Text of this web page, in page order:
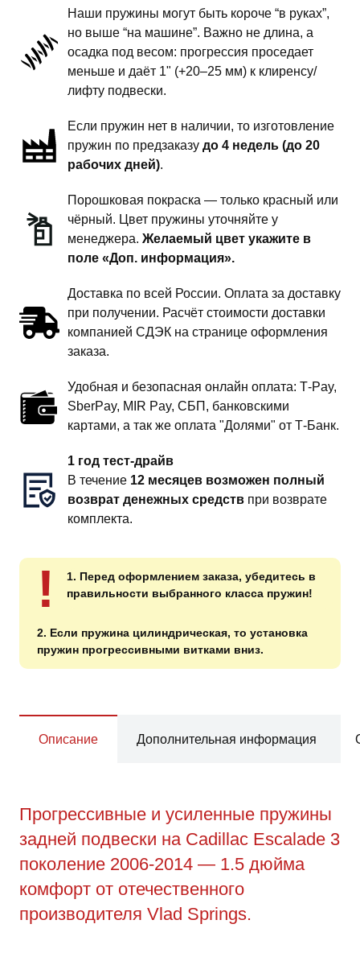
пружины
задней
дюйма
комфорт
Наши пружины могут быть короче “в руках”,
но выше “на машине”. Важно не длина, а
осадка под весом: прогрессия проседает
меньше и даёт 1" (+20–25 мм) к клиренсу/
лифту подвески.
Если пружин нет в наличии, то изготовление
пружин по предзаказу до 4 недель (до 20
рабочих дней).
Порошковая покраска — только красный или
чёрный. Цвет пружины уточняйте у
менеджера. Желаемый цвет укажите в
поле «Доп. информация».
Доставка по всей России. Оплата за доставку
при получении. Расчёт стоимости доставки
компанией СДЭК на странице оформления
заказа.
Удобная и безопасная онлайн оплата: T‑Pay,
SberPay, MIR Pay, СБП, банковскими
картами, а так же оплата "Долями" от Т-Банк.
1 год тест-драйв
В течение 12 месяцев возможен полный
возврат денежных средств при возврате
комплекта.
!
1. Перед оформлением заказа, убедитесь в
правильности выбранного класса пружин!
2. Если пружина цилиндрическая, то установка
пружин прогрессивными витками вниз.
Описание Дополнительная информация
Прогрессивные и усиленные пружины
задней подвески на Cadillac Escalade 3
поколение 2006-2014 — 1.5 дюйма
комфорт от отечественного
производителя Vlad Springs.